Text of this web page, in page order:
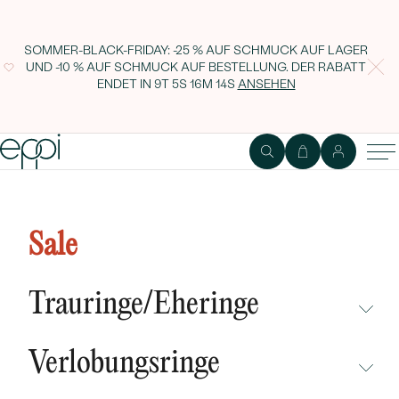
SOMMER-BLACK-FRIDAY: -25 % AUF SCHMUCK AUF LAGER
UND -10 % AUF SCHMUCK AUF BESTELLUNG. DER RABATT
ENDET IN 9T 5S 16M 14S ANSEHEN
Sale
Trauringe/Eheringe
NEUHEITEN
Verlobungsringe
Vivid Pink Rund Diamant